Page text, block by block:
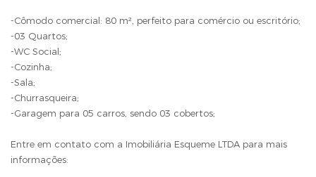
-Cômodo comercial: 80 m², perfeito para comércio ou escritório;
-03 Quartos;
-WC Social;
-Cozinha;
-Sala;
-Churrasqueira;
-Garagem para 05 carros, sendo 03 cobertos;
Entre em contato com a Imobiliária Esqueme LTDA para mais
informações: